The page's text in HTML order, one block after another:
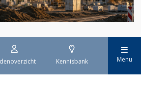
Kennisbank Menu
bouwprojecten